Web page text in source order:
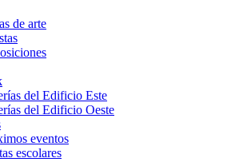
de arte
del Edificio Este
del Edificio Oeste
eventos
escolares